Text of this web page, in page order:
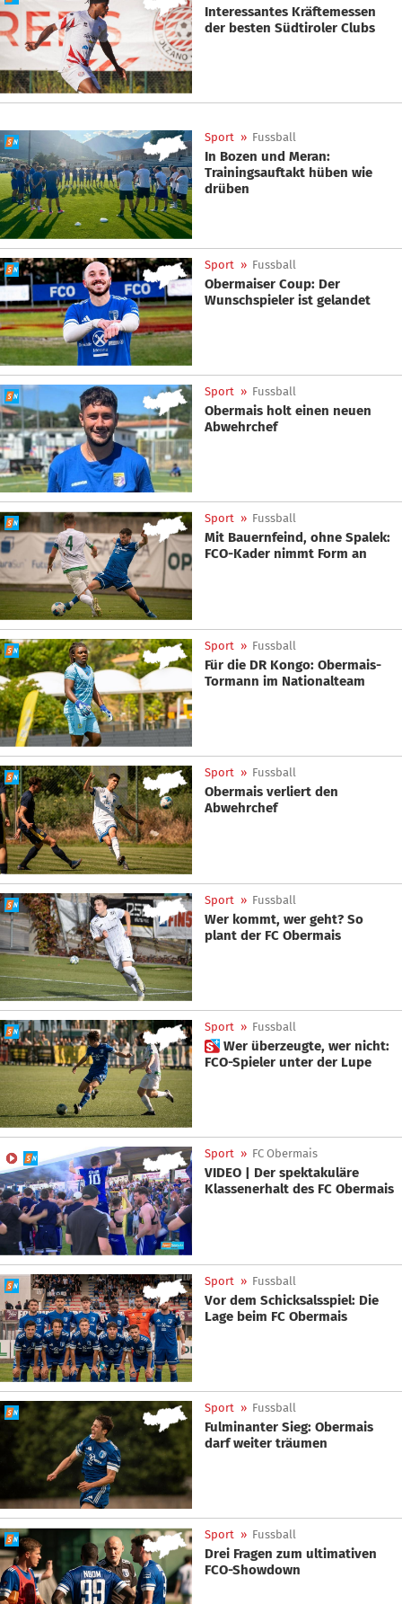
Interessantes Kräftemessen
der besten Südtiroler Clubs
Sport » Fussball
In Bozen und Meran:
Trainingsauftakt hüben wie
drüben
Sport » Fussball
Obermaiser Coup: Der
Wunschspieler ist gelandet
Sport » Fussball
Obermais holt einen neuen
Abwehrchef
Sport » Fussball
Mit Bauernfeind, ohne Spalek:
FCO-Kader nimmt Form an
Sport » Fussball
Für die DR Kongo: Obermais-
Tormann im Nationalteam
Sport » Fussball
Obermais verliert den
Abwehrchef
Sport » Fussball
Wer kommt, wer geht? So
plant der FC Obermais
Sport » Fussball
 Wer überzeugte, wer nicht:
FCO-Spieler unter der Lupe
Sport » FC Obermais
VIDEO | Der spektakuläre
Klassenerhalt des FC Obermais
Sport » Fussball
Vor dem Schicksalsspiel: Die
Lage beim FC Obermais
Sport » Fussball
Fulminanter Sieg: Obermais
darf weiter träumen
Sport » Fussball
Drei Fragen zum ultimativen
FCO-Showdown